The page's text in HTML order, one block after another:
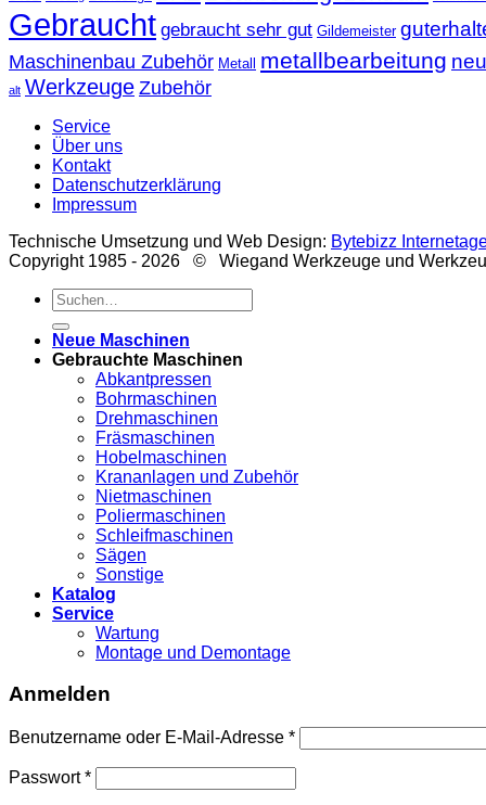
Gebraucht gebraucht sehr gut Gildemeister
Maschinenbau Zubehör Metall metallbearbeitung neu
alt Werkzeuge Zubehör
Service
Über uns
Kontakt
Datenschutzerklärung
Impressum
Technische Umsetzung und Web Design: Bytebizz
Copyright 1985 - 2026 © Wiegand Werkzeuge und
Suche
nach:
Neue Maschinen
Gebrauchte Maschinen
Abkantpressen
Bohrmaschinen
Drehmaschinen
Fräsmaschinen
Hobelmaschinen
Krananlagen und Zubehör
Nietmaschinen
Poliermaschinen
Schleifmaschinen
Sägen
Sonstige
Katalog
Service
Wartung
Montage und Demontage
Anmelden
Benutzername oder E-Mail-Adresse *
Passwort*